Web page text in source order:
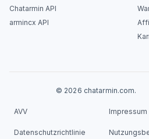
Chatarmin API
armincx API
© 2026 chatarmin.com.
AVV Impressum
Datenschutzrichtlinie